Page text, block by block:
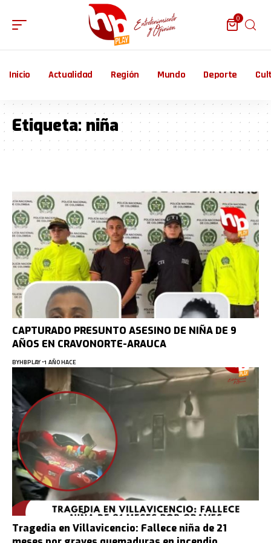
0
Inicio Actualidad Región Mundo Deporte
Etiqueta:niña
CAPTURADO PRESUNTO ASESINO DE NIÑA DE 9
AÑOS EN CRAVONORTE-ARAUCA
BYHBPLAY 1 AÑO HACE
Tragedia en Villavicencio: Fallece niña de 21